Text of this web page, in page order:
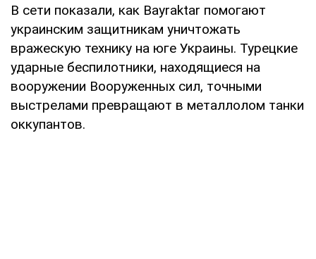
В сети показали, как Bayraktar помогают
украинским защитникам уничтожать
вражескую технику на юге Украины. Турецкие
ударные беспилотники, находящиеся на
вооружении Вооруженных сил, точными
выстрелами превращают в металлолом танки
оккупантов.